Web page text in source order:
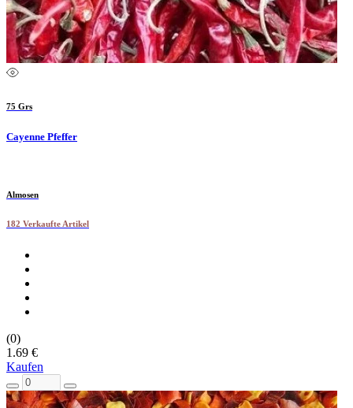
75 Grs
Cayenne Pfeffer
Almosen
182 Verkaufte Artikel
(0)
1.69 €
Kaufen